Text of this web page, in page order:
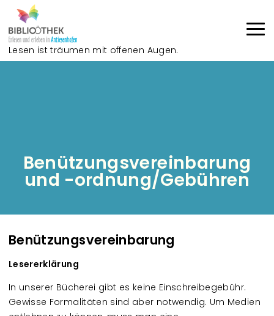
Lesen ist träumen mit offenen Augen.
Benützungsvereinbarung
und -ordnung/Gebühren
Benützungsvereinbarung
Lesererklärung
In unserer Bücherei gibt es keine Einschreibegebühr.
Gewisse Formalitäten sind aber notwendig. Um Medien